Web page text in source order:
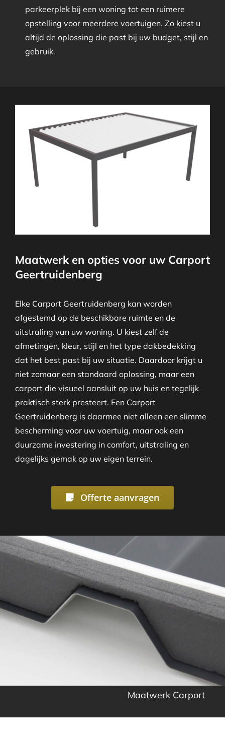
parkeerplek bij een woning tot een ruimere
opstelling voor meerdere voertuigen. Zo kiest u
altijd de oplossing die past bij uw budget, stijl en
gebruik.
Maatwerk en opties voor uw Carport
Geertruidenberg
Elke Carport Geertruidenberg kan worden
afgestemd op de beschikbare ruimte en de
uitstraling van uw woning. U kiest zelf de
afmetingen, kleur, stijl en het type dakbedekking
dat het best past bij uw situatie. Daardoor krijgt u
niet zomaar een standaard oplossing, maar een
carport die visueel aansluit op uw huis en tegelijk
praktisch sterk presteert. Een Carport
Geertruidenberg is daarmee niet alleen een slimme
bescherming voor uw voertuig, maar ook een
duurzame investering in comfort, uitstraling en
dagelijks gemak op uw eigen terrein.
Offerte aanvragen
Maatwerk Carport